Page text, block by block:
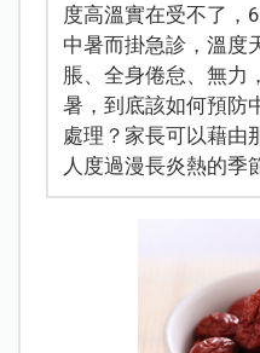
度高溫實在受不了，
中暑而掛急診，溫度
脹、全身倦怠、無力
暑，到底該如何預防
處理？家長可以藉由
人度過漫長炎熱的季